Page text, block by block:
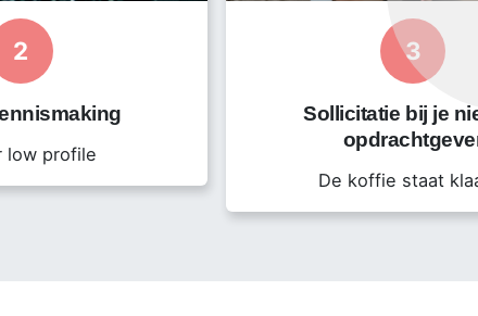
kan Morgan Black voor een payroll constructie
of 020-7920111
2
low profile
3
Sollicitatie bij je
De koffie staat